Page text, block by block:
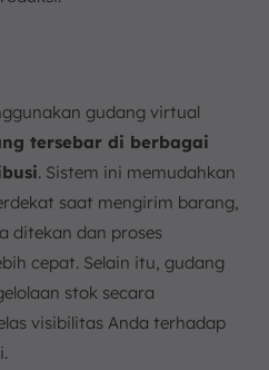
gudang virtual
tersebar di berbagai
. Sistem ini memudahkan
saat mengirim barang,
ditekan dan proses
cepat. Selain itu, gudang
stok secara
visibilitas Anda terhadap